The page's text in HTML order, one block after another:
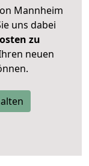
Mannheim
uns dabei
zu
neuen